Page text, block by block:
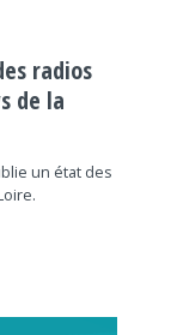
radios
de la
un état des